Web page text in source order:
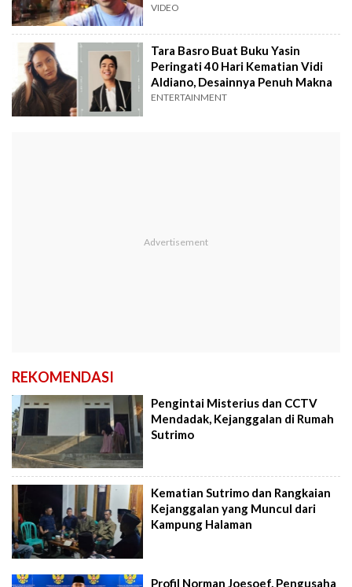
VIDEO
Tara Basro Buat Buku Yasin
Peringati 40 Hari Kematian Vidi
Aldiano, Desainnya Penuh Makna
ENTERTAINMENT
REKOMENDASI
Pengintai Misterius dan CCTV
Mendadak, Kejanggalan di Rumah
Sutrimo
Kematian Sutrimo dan Rangkaian
Kejanggalan yang Muncul dari
Kampung Halaman
Profil Norman Joesoef, Pengusaha